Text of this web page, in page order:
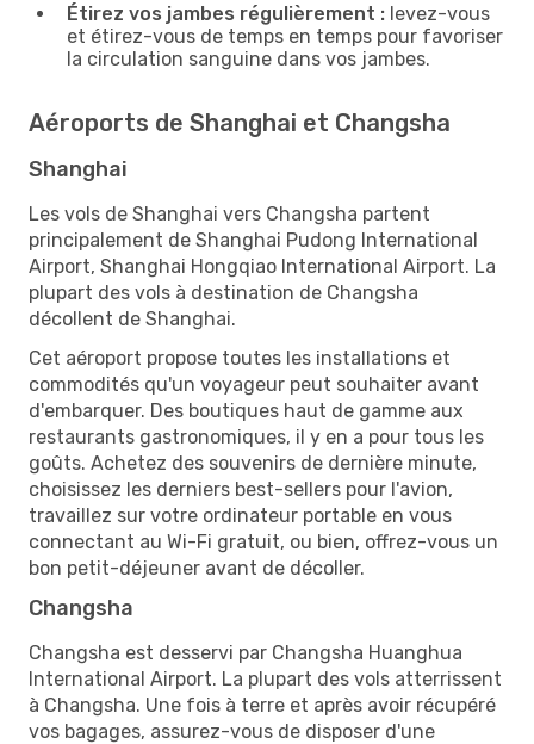
Étirez vos jambes régulièrement : levez-vous
et étirez-vous de temps en temps pour favoriser
la circulation sanguine dans vos jambes.
Aéroports de Shanghai et Changsha
Shanghai
Les vols de Shanghai vers Changsha partent
principalement de Shanghai Pudong International
Airport, Shanghai Hongqiao International Airport. La
plupart des vols à destination de Changsha
décollent de Shanghai.
Cet aéroport propose toutes les installations et
commodités qu'un voyageur peut souhaiter avant
d'embarquer. Des boutiques haut de gamme aux
restaurants gastronomiques, il y en a pour tous les
goûts. Achetez des souvenirs de dernière minute,
choisissez les derniers best-sellers pour l'avion,
travaillez sur votre ordinateur portable en vous
connectant au Wi-Fi gratuit, ou bien, offrez-vous un
bon petit-déjeuner avant de décoller.
Changsha
Changsha est desservi par Changsha Huanghua
International Airport. La plupart des vols atterrissent
à Changsha. Une fois à terre et après avoir récupéré
vos bagages, assurez-vous de disposer d'une